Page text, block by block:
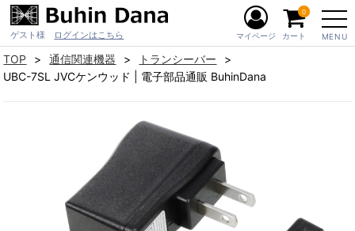
ゲスト様 ログインはこちら MENU
マイページ カート
0
TOP 通信関連機器
トランシーバー
UBC-7SL JVCケンウッド | 電子部品通販 BuhinDana